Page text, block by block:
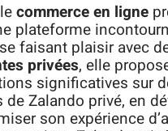
commerce en ligne
plateforme
faisant plaisir avec
privées, elle
significatives sur
de Zalando privé, en
son expérience